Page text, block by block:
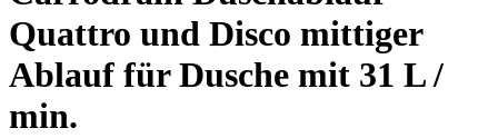
Quattro und Disco mittiger
Ablauf für Dusche mit 31 L /
min.